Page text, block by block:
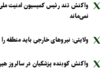
واکنش تند رئیس کمیسیون امنیت
نمی‌ماند
ولایتی: نیرو‌های خارجی باید منطقه
واکنش کوبنده پزشکیان در سالروز